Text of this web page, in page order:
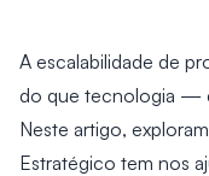
A escalabilidade de
do que tecnologia —
Neste artigo,
Estratégico tem nos